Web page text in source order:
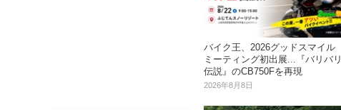
バイク王、2026グッドスマイル
ミーティング初出展...『バリバリ
伝説』のCB750Fを再現
2026年8月8日